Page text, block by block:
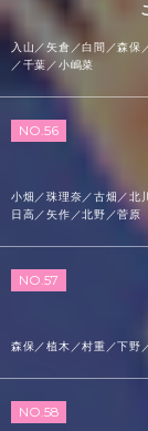
入山／矢倉／白間／森保
／千葉／小嶋菜
NO.56
小畑／珠理奈／古畑／北
日高／矢作／北野／菅原
NO.57
森保／植木／村重／下野
NO.58